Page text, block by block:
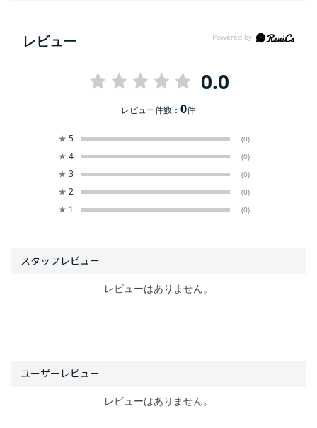
レビュー
0.0
レビュー件数：0件
★ 5 (0)
★ 4 (0)
★ 3 (0)
★ 2 (0)
★ 1 (0)
レビューはありません。
レビューはありません。